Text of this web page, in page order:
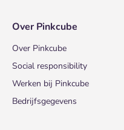
Over Pinkcube
Over Pinkcube
Social responsibility
Werken bij Pinkcube
Bedrijfsgegevens